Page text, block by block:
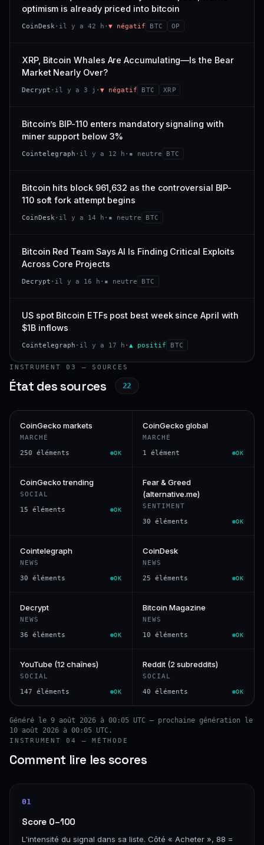
CONFIANCE
VAR. 7 J VAR. 30 J
CONFIANCE
momentum 24 h dégradé (+0,0 %), volume 24 h atone
(0,9 % de sa capitalisation échangés).
538 M$ 4,7 M$
−2,9 % −1,9 %
−50,0 % #93
CONFIANCE
optimism is already priced into bitcoin
CoinDesk · il y a 42 h · ▼ négatif BTC OP
XRP, Bitcoin Whales Are Accumulating—Is the Bear
Market Nearly Over?
Decrypt · il y a 3 j · ▼ négatif BTC XRP
Bitcoin’s BIP-110 enters mandatory signaling with
miner support below 3%
Cointelegraph · il y a 12 h · ▪ neutre BTC
Bitcoin hits block 961,632 as the controversial BIP-
110 soft fork attempt begins
CoinDesk · il y a 14 h · ▪ neutre BTC
Bitcoin Red Team Says AI Is Finding Critical Exploits
Across Core Projects
Decrypt · il y a 16 h · ▪ neutre BTC
US spot Bitcoin ETFs post best week since April with
$1B inflows
Cointelegraph · il y a 17 h · ▲ positif BTC
INSTRUMENT 03 — SOURCES
État des sources 22
CoinGecko markets
MARCHÉ
250 éléments OK
CoinGecko global
MARCHÉ
1 élément OK
CoinGecko trending
SOCIAL
15 éléments OK
Fear & Greed
(alternative.me)
SENTIMENT
30 éléments OK
Cointelegraph
NEWS
30 éléments OK
CoinDesk
NEWS
25 éléments OK
Decrypt
NEWS
36 éléments OK
Bitcoin Magazine
NEWS
10 éléments OK
YouTube (12 chaînes)
SOCIAL
147 éléments OK
Reddit (2 subreddits)
SOCIAL
40 éléments OK
Généré le 9 août 2026 à 00:05 UTC — prochaine génération le
10 août 2026 à 00:05 UTC.
INSTRUMENT 04 — MÉTHODE
Comment lire les scores
01
Score 0–100
L'intensité du signal dans sa liste. Côté « Acheter », 88 =